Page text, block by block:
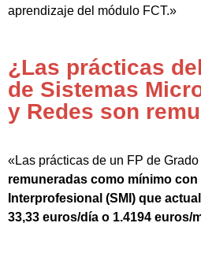
aprendizaje del módulo FCT.»
¿Las prácticas
de Sistemas
y Redes son
«Las prácticas de un FP de
remuneradas como mínimo con
Interprofesional (SMI) que
33,33 euros/día o 1.4194 euros/